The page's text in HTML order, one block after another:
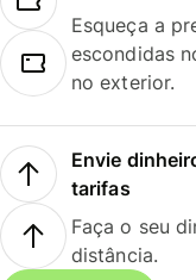
Esqueça a
escondidas
no exterior.
Envie
tarifas
Faça o seu
distância.